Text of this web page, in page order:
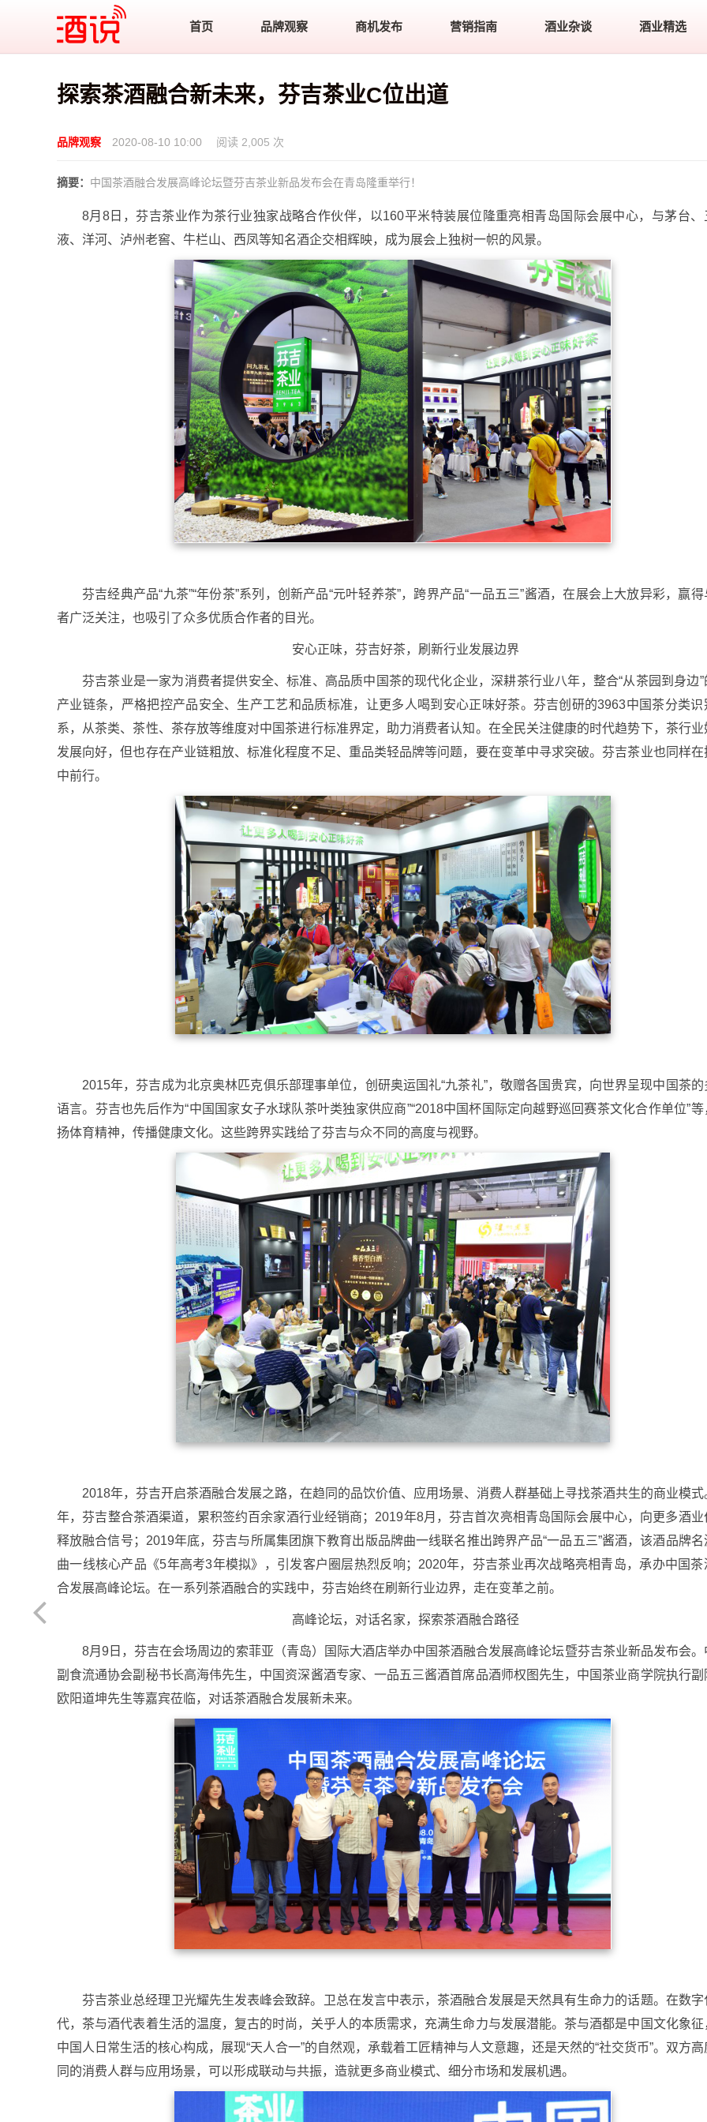
酒说
首页 品牌观察 商机发布 营销指南 酒业杂谈 酒业精选
探索茶酒融合新未来，芬吉茶业C位出道
品牌观察 2020-08-10 10:00 阅读 2,005 次
摘要： 中国茶酒融合发展高峰论坛暨芬吉茶业新品发布会在青岛隆重举行！
8月8日，芬吉茶业作为茶行业独家战略合作伙伴，以160平米特装展位隆重亮相青岛国际会展中心，与茅台、
液、洋河、泸州老窖、牛栏山、西凤等知名酒企交相辉映，成为展会上独树一帜的风景。
芬吉经典产品“九茶”“年份茶”系列，创新产品“元叶轻养茶”，跨界产品“一品五三”酱酒，在展会上大放异彩，赢得
者广泛关注，也吸引了众多优质合作者的目光。
安心正味，芬吉好茶，刷新行业发展边界
芬吉茶业是一家为消费者提供安全、标准、高品质中国茶的现代化企业，深耕茶行业八年，整合“从茶园到身边”
产业链条，严格把控产品安全、生产工艺和品质标准，让更多人喝到安心正味好茶。芬吉创研的3963中国茶分类识
系，从茶类、茶性、茶存放等维度对中国茶进行标准界定，助力消费者认知。在全民关注健康的时代趋势下，茶行业
发展向好，但也存在产业链粗放、标准化程度不足、重品类轻品牌等问题，要在变革中寻求突破。芬吉茶业也同样在
中前行。
2015年，芬吉成为北京奥林匹克俱乐部理事单位，创研奥运国礼“九茶礼”，敬赠各国贵宾，向世界呈现中国茶的
语言。芬吉也先后作为“中国国家女子水球队茶叶类独家供应商”“2018中国杯国际定向越野巡回赛茶文化合作单位”等
扬体育精神，传播健康文化。这些跨界实践给了芬吉与众不同的高度与视野。
2018年，芬吉开启茶酒融合发展之路，在趋同的品饮价值、应用场景、消费人群基础上寻找茶酒共生的商业模式
年，芬吉整合茶酒渠道，累积签约百余家酒行业经销商；2019年8月，芬吉首次亮相青岛国际会展中心，向更多酒业
释放融合信号；2019年底，芬吉与所属集团旗下教育出版品牌曲一线联名推出跨界产品“一品五三”酱酒，该酒品牌名
曲一线核心产品《5年高考3年模拟》，引发客户圈层热烈反响；2020年，芬吉茶业再次战略亮相青岛，承办中国茶
合发展高峰论坛。在一系列茶酒融合的实践中，芬吉始终在刷新行业边界，走在变革之前。
高峰论坛，对话名家，探索茶酒融合路径
8月9日，芬吉在会场周边的索菲亚（青岛）国际大酒店举办中国茶酒融合发展高峰论坛暨芬吉茶业新品发布会。
副食流通协会副秘书长高海伟先生，中国资深酱酒专家、一品五三酱酒首席品酒师权图先生，中国茶业商学院执行副
欧阳道坤先生等嘉宾莅临，对话茶酒融合发展新未来。
芬吉茶业总经理卫光耀先生发表峰会致辞。卫总在发言中表示，茶酒融合发展是天然具有生命力的话题。在数字
代，茶与酒代表着生活的温度，复古的时尚，关乎人的本质需求，充满生命力与发展潜能。茶与酒都是中国文化象征
中国人日常生活的核心构成，展现“天人合一”的自然观，承载着工匠精神与人文意趣，还是天然的“社交货币”。双方高
同的消费人群与应用场景，可以形成联动与共振，造就更多商业模式、细分市场和发展机遇。